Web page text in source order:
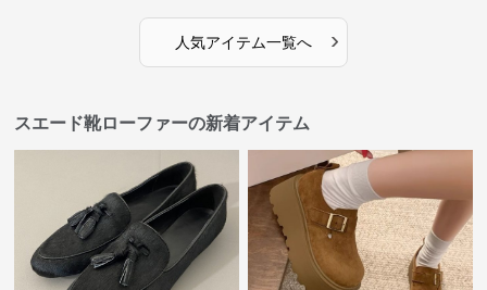
人気アイテム一覧へ ›
スエード靴ローファーの新着アイテム